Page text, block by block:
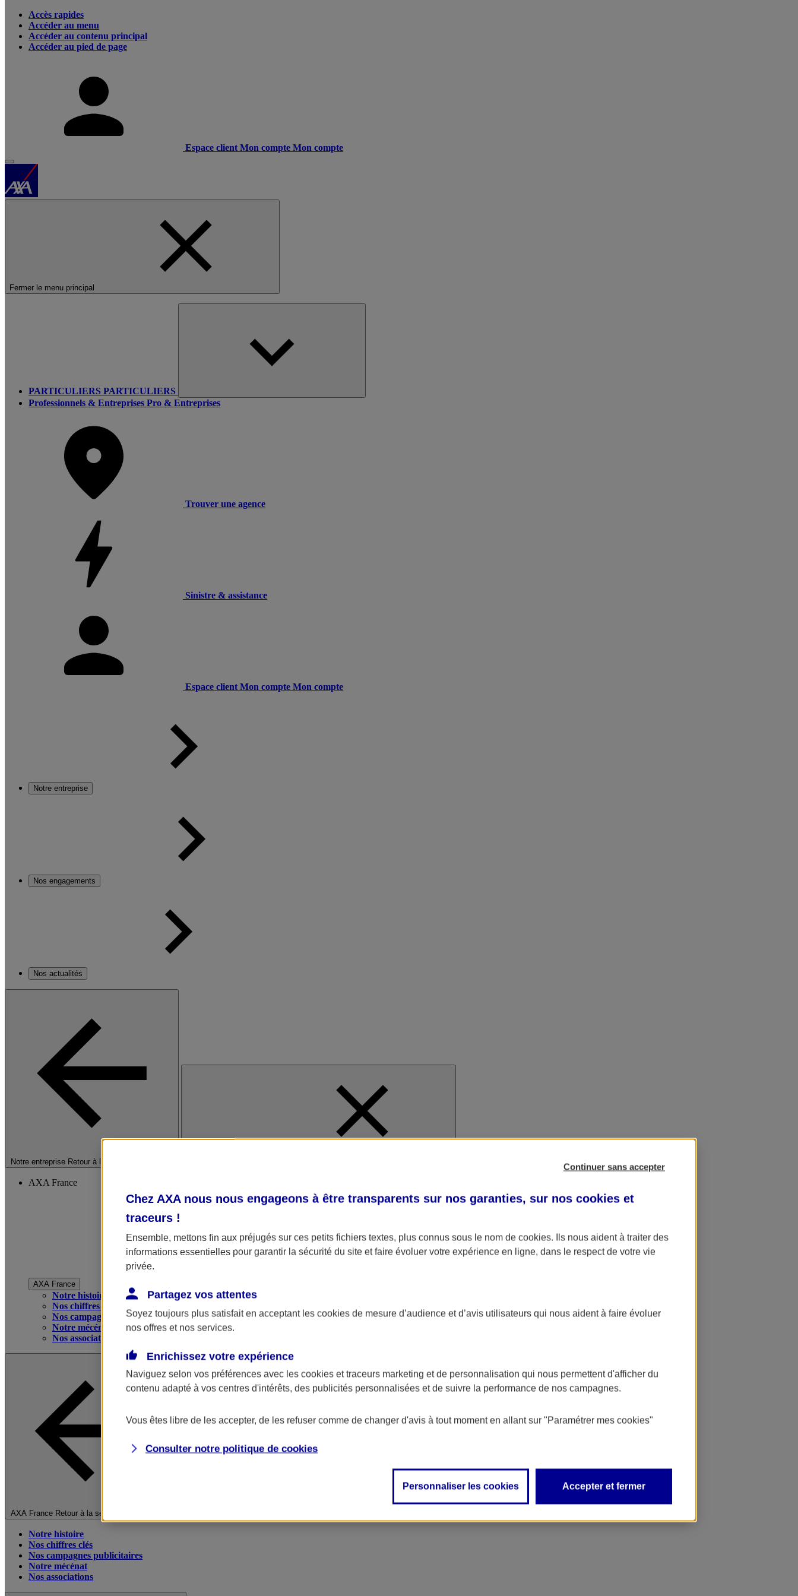
Accès rapides
Accéder au menu
Accéder au contenu principal
Accéder au pied de page
Espace client Mon compte Mon compte
Fermer le menu principal
PARTICULIERS PARTICULIERS
Professionnels & Entreprises Pro & Entreprises
Trouver une agence
Sinistre & assistance
Espace client Mon compte Mon compte
Notre entreprise
Nos engagements
Nos actualités
Notre entreprise Retour à la section précédente
AXA France
AXA France
Notre histoire
Nos chiffres clés
Nos campagnes publicitaires
Notre mécénat
Nos associations
AXA France Retour à la section précédente
Notre histoire
Nos chiffres clés
Nos campagnes publicitaires
Notre mécénat
Nos associations
Continuer sans accepter
Chez AXA nous nous engageons à être transparents sur nos garanties, sur nos cookies et
traceurs !
Ensemble, mettons fin aux préjugés sur ces petits fichiers textes, plus connus sous le nom de cookies. Ils nous aident à traiter des
informations essentielles pour garantir la sécurité du site et faire évoluer votre expérience en ligne, dans le respect de votre vie
privée.
Partagez vos attentes
Soyez toujours plus satisfait en acceptant les cookies de mesure d’audience et d’avis utilisateurs qui nous aident à faire évoluer
nos offres et nos services.
Enrichissez votre expérience
Naviguez selon vos préférences avec les cookies et traceurs marketing et de personnalisation qui nous permettent d'afficher du
contenu adapté à vos centres d'intérêts, des publicités personnalisées et de suivre la performance de nos campagnes.
Vous êtes libre de les accepter, de les refuser comme de changer d'avis à tout moment en allant sur "Paramétrer mes cookies"
Consulter notre politique de cookies
Personnaliser les cookies Accepter et fermer